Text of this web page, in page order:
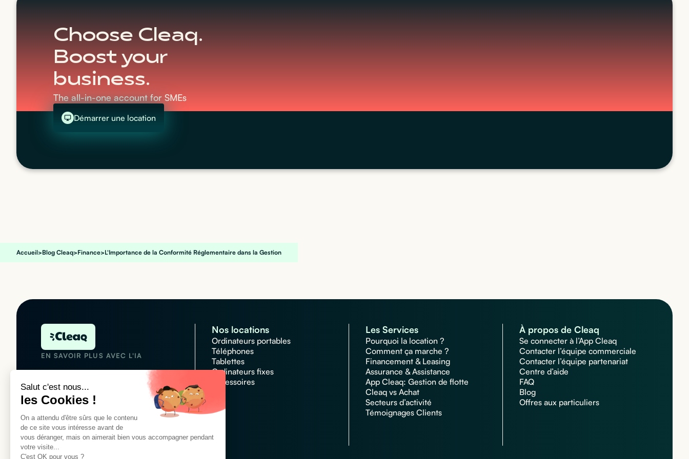
Salut c'est nous...
les Cookies !
On a attendu d'être sûrs que le contenu
de ce site vous intéresse avant de
vous déranger, mais on aimerait bien vous accompagner pendant
votre visite...
C'est OK pour vous ?
Choose Cleaq.
Boost your
business.
The all-in-one account for SMEs
Démarrer une location
Accueil>Blog Cleaq>Finance>L'Importance de la Conformité Réglementaire dans la Gestion
EN SAVOIR PLUS AVEC L'IA
locations informatique
Customer rating : 4,7/5
Nos locations
Ordinateurs portables
Téléphones
Tablettes
Ordinateurs fixes
Accessoires
Les Services
Pourquoi la location ?
Comment ça marche ?
Financement & Leasing
Assurance & Assistance
App Cleaq: Gestion de flotte
Cleaq vs Achat
Secteurs d’activité
Témoignages Clients
À propos de Cleaq
Se connecter à l’App Cleaq
Contacter l’équipe commerciale
Contacter l’équipe partenariat
Centre d’aide
FAQ
Blog
Offres aux particuliers